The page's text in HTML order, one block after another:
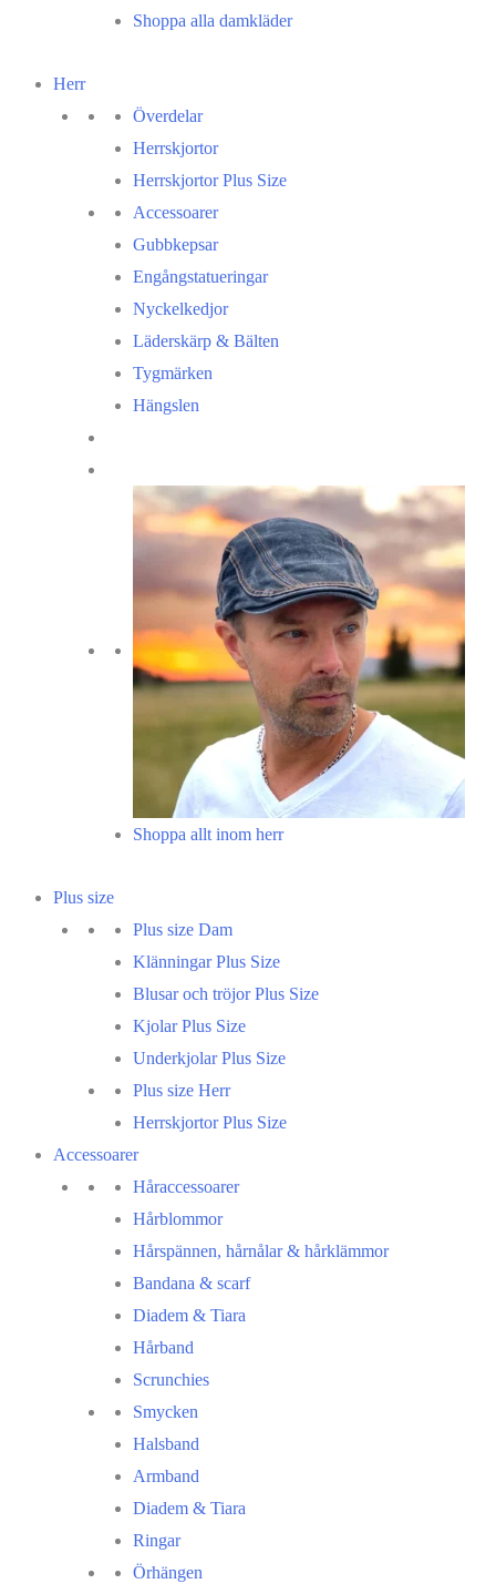
Shoppa alla damkläder
Herr
Överdelar
Herrskjortor
Herrskjortor Plus Size
Accessoarer
Gubbkepsar
Engångstatueringar
Nyckelkedjor
Läderskärp & Bälten
Tygmärken
Hängslen
Shoppa allt inom herr
Plus size
Plus size Dam
Klänningar Plus Size
Blusar och tröjor Plus Size
Kjolar Plus Size
Underkjolar Plus Size
Plus size Herr
Herrskjortor Plus Size
Accessoarer
Håraccessoarer
Hårblommor
Hårspännen, hårnålar & hårklämmor
Bandana & scarf
Diadem & Tiara
Hårband
Scrunchies
Smycken
Halsband
Armband
Diadem & Tiara
Ringar
Örhängen